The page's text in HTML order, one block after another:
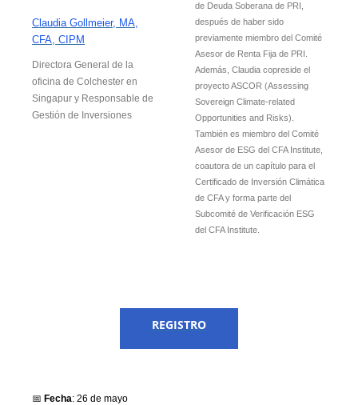
Claudia Gollmeier, MA,
CFA, CIPM
Directora General de la
oficina de Colchester en
Singapur y Responsable de
Gestión de Inversiones
de Deuda Soberana de PRI,
después de haber sido
previamente miembro del Comité
Asesor de Renta Fija de PRI.
Además, Claudia copreside el
proyecto ASCOR (Assessing
Sovereign Climate-related
Opportunities and Risks).
También es miembro del Comité
Asesor de ESG del CFA Institute,
coautora de un capítulo para el
Certificado de Inversión Climática
de CFA y forma parte del
Subcomité de Verificación ESG
del CFA Institute.
REGISTRO
📅 Fecha: 26 de mayo